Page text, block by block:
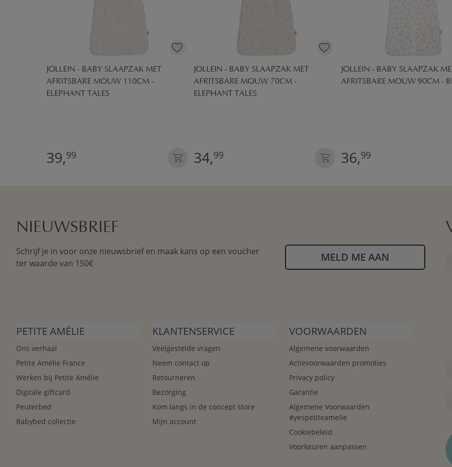
JOLLEIN - BABY SLAAPZAK MET
AFRITSBARE MOUW 110CM -
ELEPHANT TALES
39,99
JOLLEIN - BABY SLAAPZAK MET
AFRITSBARE MOUW 70CM -
ELEPHANT TALES
34,99
JOLLEIN - BABY SLAAPZAK MET
AFRITSBARE MOUW 90CM -
36,99
NIEUWSBRIEF
Schrijf je in voor onze nieuwsbrief en maak kans op een voucher
ter waarde van 150€
MELD ME AAN
PETITE AMÉLIE
Ons verhaal
Petite Amélie France
Werken bij Petite Amélie
Digitale giftcard
Peuterbed
Babybed collectie
KLANTENSERVICE
Veelgestelde vragen
Neem contact op
Retourneren
Bezorging
Kom langs in de concept store
Mijn account
VOORWAARDEN
Algemene voorwaarden
Actievoorwaarden promoties
Privacy policy
Garantie
Algemene Voorwaarden
#yespetiteamelie
Cookiebeleid
Voorkeuren aanpassen